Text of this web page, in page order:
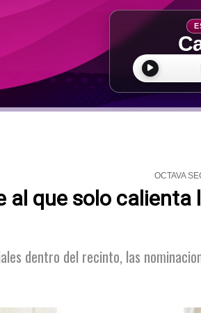
OCTAVA
al que solo calienta
dentro del recinto, las